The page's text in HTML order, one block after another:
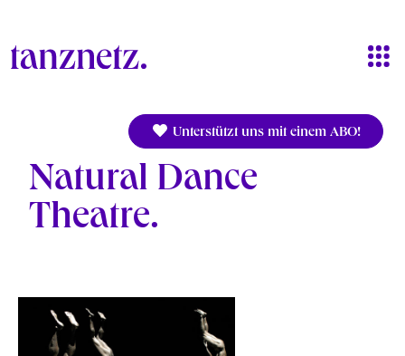
Unterstützt uns mit einem ABO!
Natural Dance
Theatre